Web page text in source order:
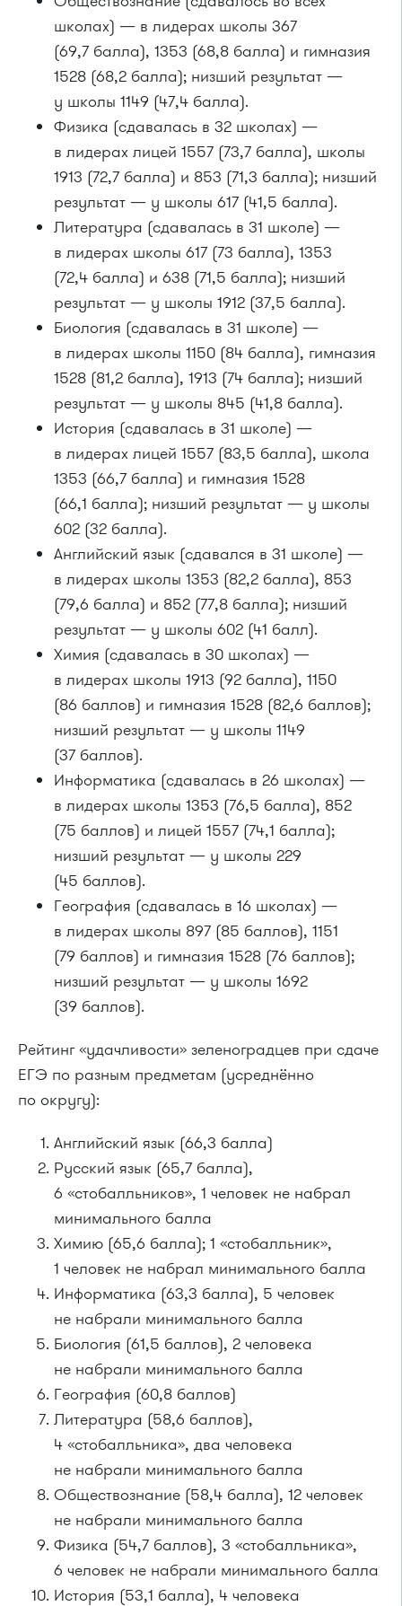
школах) — в лидерах школы 367
(69,7 балла), 1353 (68,8 балла) и гимназия
1528 (68,2 балла); низший результат —
у школы 1149 (47,4 балла).
Физика (сдавалась в 32 школах) —
в лидерах лицей 1557 (73,7 балла), школы
1913 (72,7 балла) и 853 (71,3 балла); низший
результат — у школы 617 (41,5 балла).
Литература (сдавалась в 31 школе) —
в лидерах школы 617 (73 балла), 1353
(72,4 балла) и 638 (71,5 балла); низший
результат — у школы 1912 (37,5 балла).
Биология (сдавалась в 31 школе) —
в лидерах школы 1150 (84 балла), гимназия
1528 (81,2 балла), 1913 (74 балла); низший
результат — у школы 845 (41,8 балла).
История (сдавалась в 31 школе) —
в лидерах лицей 1557 (83,5 балла), школа
1353 (66,7 балла) и гимназия 1528
(66,1 балла); низший результат — у школы
602 (32 балла).
Английский язык (сдавался в 31 школе) —
в лидерах школы 1353 (82,2 балла), 853
(79,6 балла) и 852 (77,8 балла); низший
результат — у школы 602 (41 балл).
Химия (сдавалась в 30 школах) —
в лидерах школы 1913 (92 балла), 1150
(86 баллов) и гимназия 1528 (82,6 баллов);
низший результат — у школы 1149
(37 баллов).
Информатика (сдавалась в 26 школах) —
в лидерах школы 1353 (76,5 балла), 852
(75 баллов) и лицей 1557 (74,1 балла);
низший результат — у школы 229
(45 баллов).
География (сдавалась в 16 школах) —
в лидерах школы 897 (85 баллов), 1151
(79 баллов) и гимназия 1528 (76 баллов);
низший результат — у школы 1692
(39 баллов).
Рейтинг «удачливости» зеленоградцев при сдаче
ЕГЭ по разным предметам (усреднённо
по округу):
Английский язык (66,3 балла)
Русский язык (65,7 балла),
6 «стобалльников», 1 человек не набрал
минимального балла
Химию (65,6 балла); 1 «стобалльник»,
1 человек не набрал минимального балла
Информатика (63,3 балла), 5 человек
не набрали минимального балла
Биология (61,5 баллов), 2 человека
не набрали минимального балла
География (60,8 баллов)
Литература (58,6 баллов),
4 «стобалльника», два человека
не набрали минимального балла
Обществознание (58,4 балла), 12 человек
не набрали минимального балла
Физика (54,7 баллов), 3 «стобалльника»,
6 человек не набрали минимального балла
История (53,1 балла), 4 человека